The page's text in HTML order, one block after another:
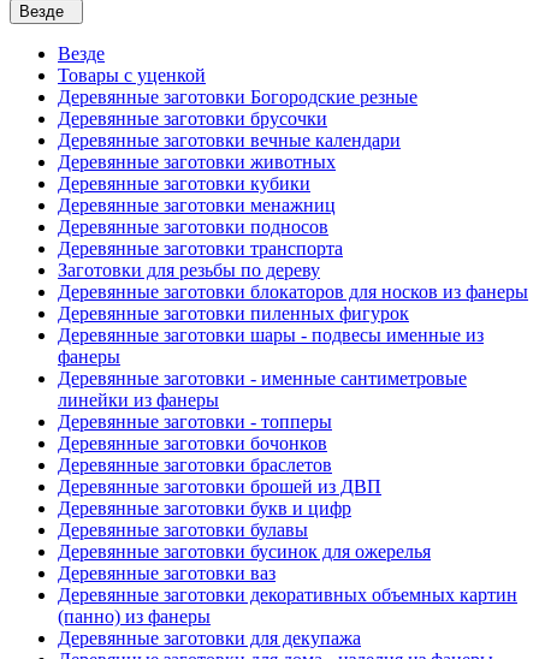
Везде
Везде
Товары с уценкой
Деревянные заготовки Богородские резные
Деревянные заготовки брусочки
Деревянные заготовки вечные календари
Деревянные заготовки животных
Деревянные заготовки кубики
Деревянные заготовки менажниц
Деревянные заготовки подносов
Деревянные заготовки транспорта
Заготовки для резьбы по дереву
Деревянные заготовки блокаторов для носков из фанеры
Деревянные заготовки пиленных фигурок
Деревянные заготовки шары - подвесы именные из
фанеры
Деревянные заготовки - именные сантиметровые
линейки из фанеры
Деревянные заготовки - топперы
Деревянные заготовки бочонков
Деревянные заготовки браслетов
Деревянные заготовки брошей из ДВП
Деревянные заготовки букв и цифр
Деревянные заготовки булавы
Деревянные заготовки бусинок для ожерелья
Деревянные заготовки ваз
Деревянные заготовки декоративных объемных картин
(панно) из фанеры
Деревянные заготовки для декупажа